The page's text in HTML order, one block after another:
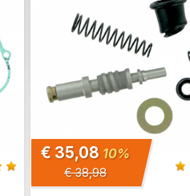
€ 35,08 10%
€ 38,98